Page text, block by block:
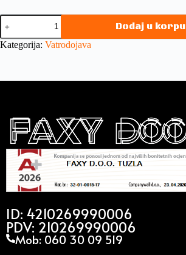
Dodaj u korpu
Kategorija: Vatrodojava
ID: 4210269990006
PDV: 210269990006
Mob: 060 30 09 519